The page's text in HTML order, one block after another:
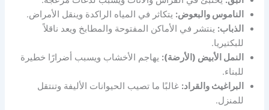
الناموس والبعوض: يتكاثر في المياه الراكدة وينقل الأمراض.
الذباب: ينتشر في الأماكن المفتوحة والمطابخ ويعد ناقلاً
للبكتيريا.
النمل الأبيض (الأرضة): يهاجم الأخشاب ويسبب أضرارًا خطيرة
للبناء.
البراغيث والقراد: غالبًا ما تصيب الحيوانات الأليفة وتنتقل
للمنزل.